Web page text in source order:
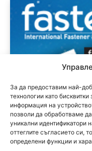
За да предоставим най-
технологии като
информация на
позволи да обработваме
уникални идентификатори
оттеглите съгласието си,
определени функции и